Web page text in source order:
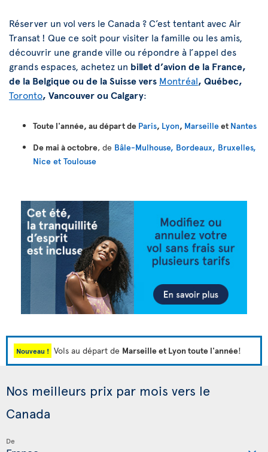
Réserver un vol vers le Canada ? C’est tentant avec Air
Transat ! Que ce soit pour visiter la famille ou les amis,
découvrir une grande ville ou répondre à l’appel des
grands espaces, achetez un billet d’avion de la France,
de la Belgique ou de la Suisse vers Montréal, Québec,
Toronto, Vancouver ou Calgary:
Toute l'année, au départ de Paris, Lyon, Marseilleet Nantes
De mai à octobre, de Bâle-Mulhouse, Bordeaux, Bruxelles,
Nice et Toulouse
Nouveau ! Vols au départ de Marseille et Lyon toute l'année!
Nos meilleurs prix par mois vers le
Canada
De